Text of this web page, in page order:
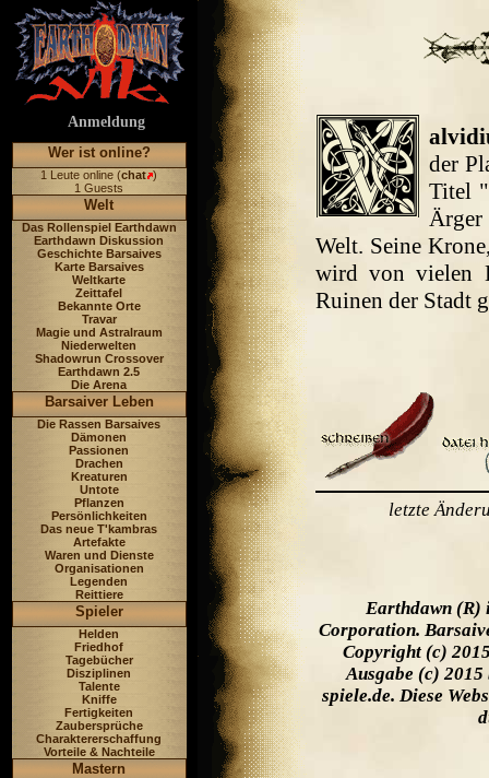
Anmeldung
Wer ist online?
1 Leute online (chat )
1 Guests
Welt
Das Rollenspiel Earthdawn
Earthdawn Diskussion
Geschichte Barsaives
Karte Barsaives
Weltkarte
Zeittafel
Bekannte Orte
Travar
Magie und Astralraum
Niederwelten
Shadowrun Crossover
Earthdawn 2.5
Die Arena
Barsaiver Leben
Die Rassen Barsaives
Dämonen
Passionen
Drachen
Kreaturen
Untote
Pflanzen
Persönlichkeiten
Das neue T'kambras
Artefakte
Waren und Dienste
Organisationen
Legenden
Reittiere
Spieler
Helden
Friedhof
Tagebücher
Disziplinen
Talente
Kniffe
Fertigkeiten
Zaubersprüche
Charaktererschaffung
Vorteile & Nachteile
Mastern
der
Titel
Welt. Seine
wird von vielen
Ruinen der Stadt
letzte
Earthdawn (R)
Corporation.
Copyright (c)
Ausgabe (c) 2015
spiele.de. Diese